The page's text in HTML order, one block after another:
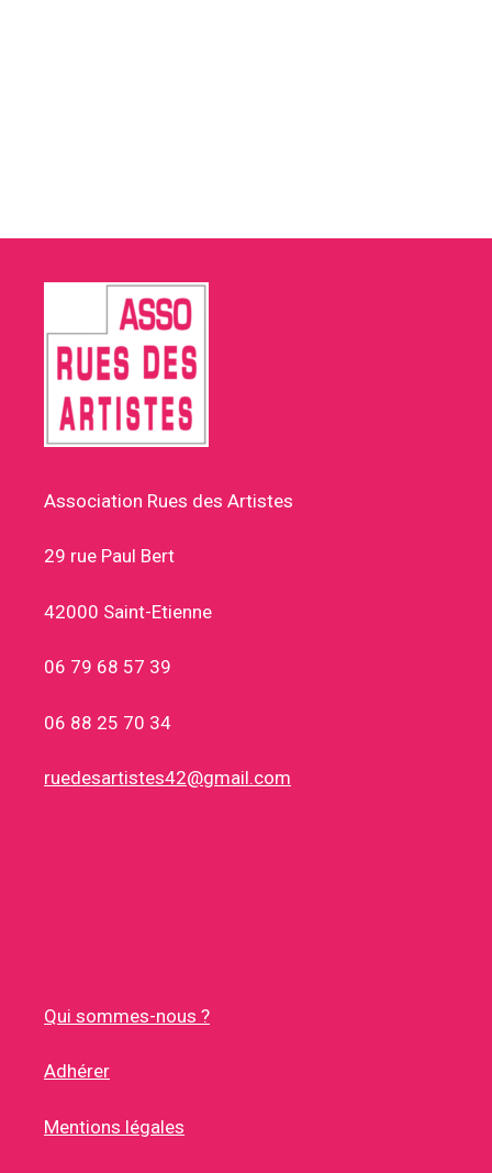
Association Rues des Artistes
29 rue Paul Bert
42000 Saint-Etienne
06 79 68 57 39
06 88 25 70 34
ruedesartistes42@gmail.com
Qui sommes-nous ?
Adhérer
Mentions légales